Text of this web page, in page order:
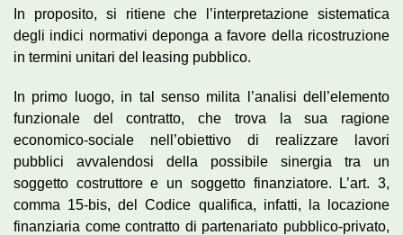
In proposito, si ritiene che l’interpretazione sistematica
degli indici normativi deponga a favore della ricostruzione
in termini unitari del leasing pubblico.
In primo luogo, in tal senso milita l’analisi dell’elemento
funzionale del contratto, che trova la sua ragione
economico-sociale nell’obiettivo di realizzare lavori
pubblici avvalendosi della possibile sinergia tra un
soggetto costruttore e un soggetto finanziatore. L’art. 3,
comma 15-bis, del Codice qualifica, infatti, la locazione
finanziaria come contratto di partenariato pubblico-privato,